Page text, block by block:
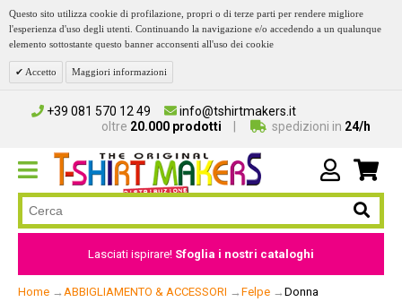
Questo sito utilizza cookie di profilazione, propri o di terze parti per rendere migliore
l'esperienza d'uso degli utenti. Continuando la navigazione e/o accedendo a un qualunque
elemento sottostante questo banner acconsenti all'uso dei cookie
Accetto Maggiori informazioni
+39 081 570 12 49
info@tshirtmakers.it
oltre 20.000 prodotti spedizioni in 24/h
Lasciati ispirare! Sfoglia i nostri cataloghi
Home → ABBIGLIAMENTO & ACCESSORI → Felpe → Donna